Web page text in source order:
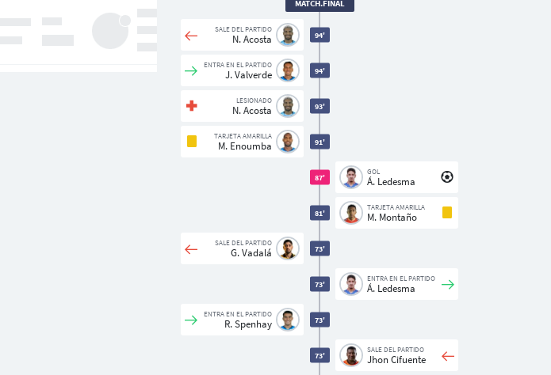
73'
SALE DEL PARTIDO
Jhon Cifuente
73'
ENTRA EN EL PARTIDO
R. Spenhay
73'
ENTRA EN EL PARTIDO
Á. Ledesma
73'
SALE DEL PARTIDO
G. Vadalá
81'
TARJETA AMARILLA
M. Montaño
87'
GOL
Á. Ledesma
91'
TARJETA AMARILLA
M. Enoumba
93'
LESIONADO
N. Acosta
94'
ENTRA EN EL PARTIDO
J. Valverde
94'
SALE DEL PARTIDO
N. Acosta
MATCH.FINAL